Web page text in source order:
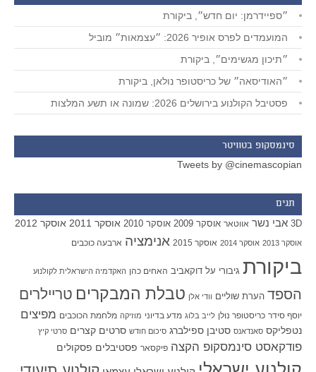
״ספיידרמן: יום חדש״, ביקורת
המועמדים לפרס אופיר 2026: ״עצמאות״ מוביל
״תיכון מגשימים״, ביקורת
״האודיסאה״ של כריסטופר נולאן, ביקורת
פסטיבל הקולנוע בירושלים 2026: שמונה או תשע המלצות
סינמסקופ בטוויטר
Tweets by @cinemascopian
תגים
3D אבי נשר אווטאר אוסקר 2009 אוסקר 2010 אוסקר 2011 אוסקר 2012
אוסקר 2013 אוסקר 2014 אוסקר 2015 אנימציה ארבעה כוכבים
ביקורת גיבורי על דוקאביב האחים כהן האקדמיה הישראלית לקולנוע
הספד הערת שוליים וודי אלן טבלת המבקרים טריילרים
יוסף סידר כריסטופר נולן לייב בלוג מדע בדיוני מוזיקה מלחמת הכוכבים מפיצים
נטפליקס סאנדאנס סטיבן ספילברג סיכום חודש סרטים קצרים סרטי קיץ
פודקאסט סינמסקופ הקצה פיקסאר פסטיבלים פסקולים